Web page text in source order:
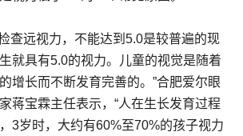
远视力，不能达到5.0是较普遍的现
就具有5.0的视力。儿童的视觉是随着
增长而不断发育完善的。”合肥爱尔眼
蒋宝霖主任表示，“人在生长发育过程
3岁时，大约有60%至70%的孩子视力